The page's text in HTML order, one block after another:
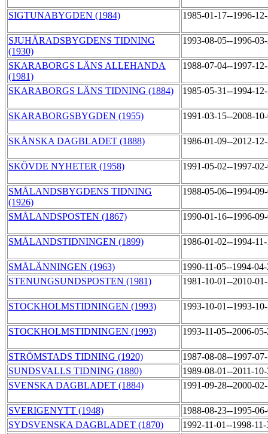
SIGTUNABYGDEN (1984) 1985-01-17--1996-
SJUHÄRADSBYGDENS TIDNING
(1930)
1993-08-05--1996-
SKARABORGS LÄNS ALLEHANDA
(1981)
1988-07-04--1997-
SKARABORGS LÄNS TIDNING (1884) 1985-05-31--1994-
SKARABORGSBYGDEN (1955) 1991-03-15--2008-
SKÅNSKA DAGBLADET (1888) 1986-01-09--2012-
SKÖVDE NYHETER (1958) 1991-05-02--1997-
SMÅLANDSBYGDENS TIDNING
(1926)
1988-05-06--1994-
SMÅLANDSPOSTEN (1867) 1990-01-16--1996-
SMÅLANDSTIDNINGEN (1899) 1986-01-02--1994-
SMÅLÄNNINGEN (1963)
1990-11-05--1994-
STENUNGSUNDSPOSTEN (1981)
1981-10-01--2010-
STOCKHOLMSTIDNINGEN (1993) 1993-10-01--1993-
STOCKHOLMSTIDNINGEN (1993) 1993-11-05--2006-
STRÖMSTADS TIDNING (1920)
1987-08-08--1997-
SUNDSVALLS TIDNING (1880)
1989-08-01--2011-
SVENSKA DAGBLADET (1884)
1991-09-28--2000-
SVERIGENYTT (1948)
1988-08-23--1995-
SYDSVENSKA DAGBLADET (1870)
1992-11-01--1998-